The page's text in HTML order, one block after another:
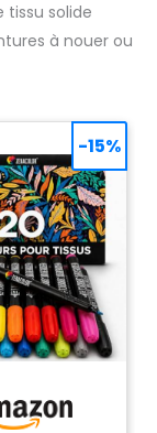
tissu solide
à nouer ou
-15%